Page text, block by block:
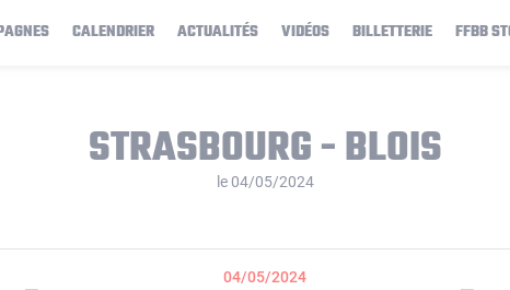
CALENDRIER ACTUALITÉS VIDÉOS BILLETTERIE FFBB
STRASBOURG - BLOIS
le 04/05/2024
04/05/2024